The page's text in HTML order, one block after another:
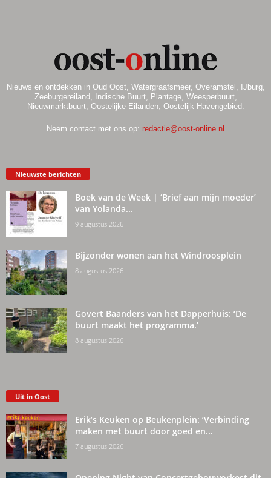
Nieuws en ontdekken in Oud Oost, Watergraafsmeer, Overamstel, IJburg,
Zeeburgereiland, Indische Buurt, Plantage, Weesperbuurt,
Nieuwmarktbuurt, Oostelijke Eilanden, Oostelijk Havengebied.
Neem contact met ons op: redactie@oost-online.nl
Nieuwste berichten
Boek van de Week | ‘Brief aan mijn moeder’
van Yolanda...
9 augustus 2026
Bijzonder wonen aan het Windroosplein
8 augustus 2026
Govert Baanders van het Dapperhuis: ‘De
buurt maakt het programma.’
8 augustus 2026
Uit in Oost
Erik’s Keuken op Beukenplein: ‘Verbinding
maken met buurt door goed en...
7 augustus 2026